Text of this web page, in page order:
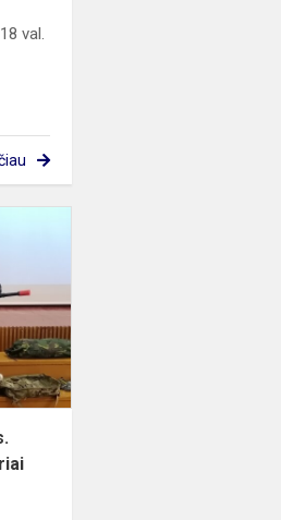
val.
jūros
šaulių
3
rinktinės